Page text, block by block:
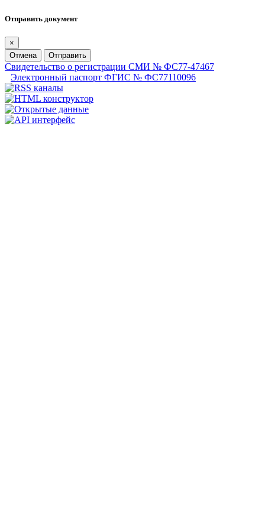
Отправить документ
×
Отмена
Отправить
Свидетельство о регистрации СМИ № ФС77-47467
Электронный паспорт ФГИС № ФС77110096